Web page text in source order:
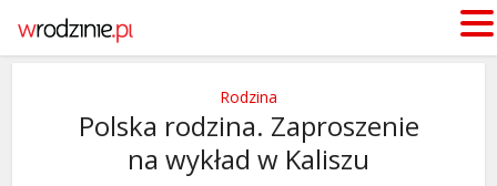
Rodzina
Polska rodzina. Zaproszenie
na wykład w Kaliszu